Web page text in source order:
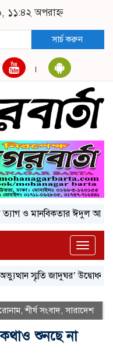
১১:৪২ অপরাহ্ন
সার্চ করুন
ও মানবিকতার ঈদুল আজহা
Toggle
স্মৃতি জাদুঘর’ উদ্বোধন করলেন
,শীর্ষ সংবাদ,সারাদেশ
কথাও শুনছে না